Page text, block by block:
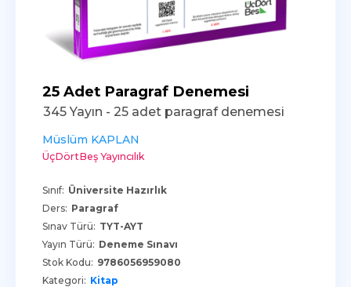
25 Adet Paragraf Denemesi
345 Yayın - 25 adet paragraf denemesi
Müslüm KAPLAN
ÜçDörtBeş Yayıncılık
Sınıf: Üniversite Hazırlık
Ders: Paragraf
Sınav Türü: TYT-AYT
Yayın Türü: Deneme Sınavı
Stok Kodu: 9786056959080
Kategori: Kitap